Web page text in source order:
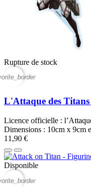
Rupture de stock
L'Attaque des
Licence officielle :
Dimensions : 10cm x 9cm
11,90 €
Disponible